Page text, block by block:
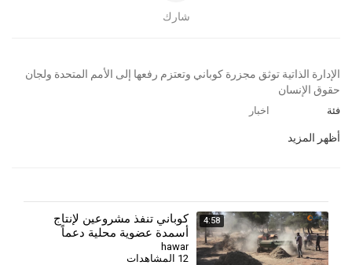
شارك
⁣الإدارة الذاتية توثق مجزرة كوباني وتعتزم رفعها إلى الأمم المتحدة ولجان
حقوق الإنسان
فئة اخبار
أظهر المزيد
4:58
كوباني تنفذ مشروعين لإنتاج
أسمدة عضوية محلية دعماً
للزراعة
hawar
12 المشاهدات